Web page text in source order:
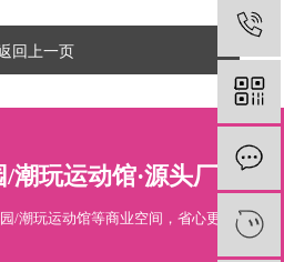
回上一页
潮玩运动馆·源头厂家
/潮玩运动馆等商业空间，省心更专业